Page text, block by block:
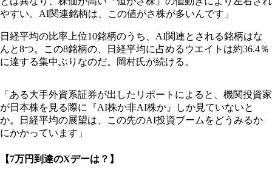
やすい。AI関連銘柄は、この値がさ株が多いんです」
日経平均の比率上位10銘柄のうち、AI関連とされる銘柄はな
んと8つ。この8銘柄の、日経平均に占めるウエイトは約36.4％
に達する集中ぶりなのだ。岡村氏が続ける。
「ある大手外資系証券が出したリポートによると、機関投資家
が日本株を見る際に『AI株か非AI株か』しか見ていないと
か。日経平均の展望は、この先のAI投資ブームをどうみるか
にかかっています」
【7万円到達のXデーは？】